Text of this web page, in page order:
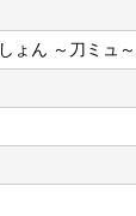
ょん ～刀ミュ